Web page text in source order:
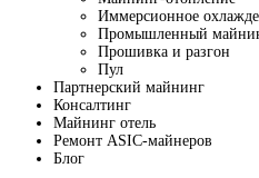
Иммерсионное
Промышленный
Прошивка и разгон
Пул
Партнерский майнинг
Консалтинг
Майнинг отель
Ремонт ASIC-майнеров
Блог